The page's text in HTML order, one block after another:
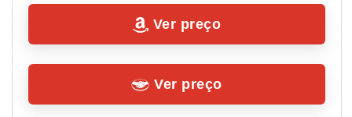
Ver preço
Ver preço